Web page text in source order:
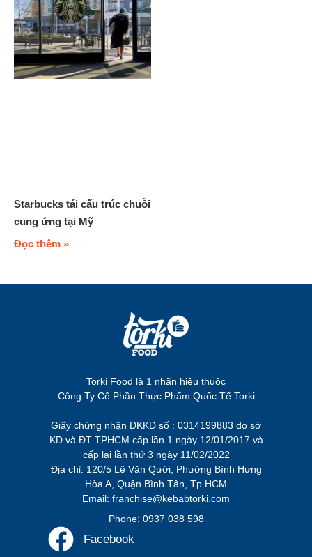
Starbucks tái cấu trúc chuỗi
cung ứng tại Mỹ
Đọc thêm »
Torki Food là 1 nhãn hiệu thuộc
Công Ty Cổ Phần Thực Phẩm Quốc Tế Torki
Giấy chứng nhận DKKD số : 0314199883 do sở
KD và ĐT TPHCM cấp lần 1 ngày 12/01/2017 và
cấp lại lần thứ 3 ngày 11/02/2022
Địa chỉ: 120/5 Lê Văn Qưới, Phường Bình Hưng
Hòa A, Quận Bình Tân, Tp HCM
Email: franchise@kebabtorki.com
Phone: 0937 038 598
Facebook